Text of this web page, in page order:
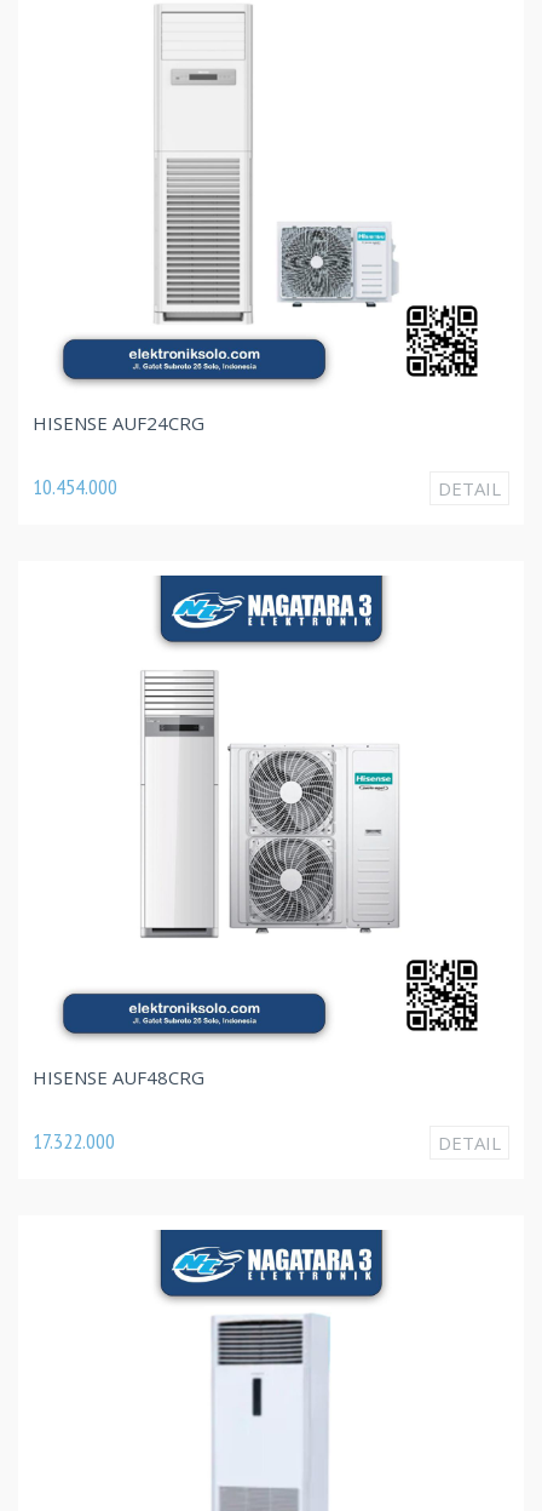
HISENSE AUF24CRG
10.454.000 DETAIL
HISENSE AUF48CRG
17.322.000 DETAIL